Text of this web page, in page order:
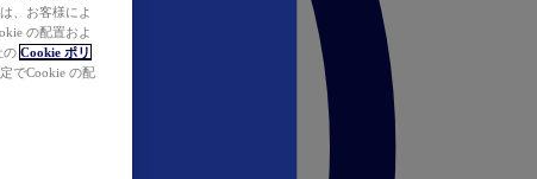
、お客様によ
の配置およ
の Cookie ポリ
でCookie の配